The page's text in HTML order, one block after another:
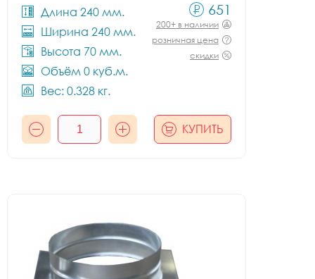
Длина 240 мм.
Ширина 240 мм.
Высота 70 мм.
Объём 0 куб.м.
Вес: 0.328 кг.
651
200+ в наличии
розничная цена
скидки
КУПИТЬ